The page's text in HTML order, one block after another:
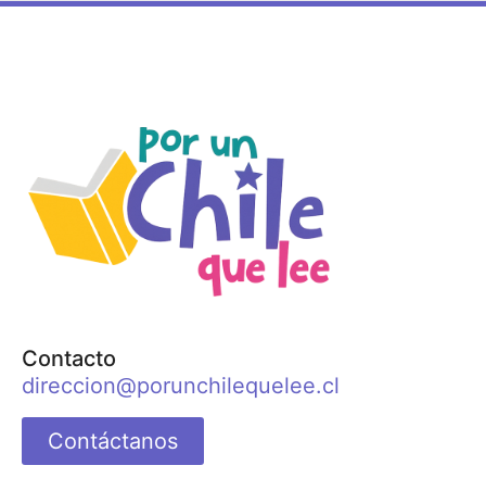
Contacto
direccion@porunchilequelee.cl
Contáctanos